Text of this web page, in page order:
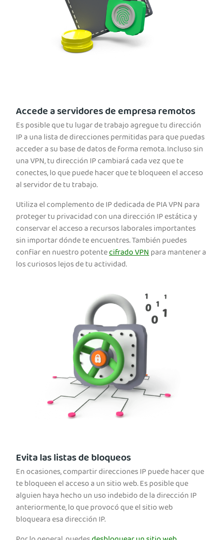
Accede a servidores de empresa remotos
Es posible que tu lugar de trabajo agregue tu dirección
IP a una lista de direcciones permitidas para que puedas
acceder a su base de datos de forma remota. Incluso sin
una VPN, tu dirección IP cambiará cada vez que te
conectes, lo que puede hacer que te bloqueen el acceso
al servidor de tu trabajo.
Utiliza el complemento de IP dedicada de PIA VPN para
proteger tu privacidad con una dirección IP estática y
conservar el acceso a recursos laborales importantes
sin importar dónde te encuentres. También puedes
confiar en nuestro potentecifrado VPNpara mantener a
los curiosos lejos de tu actividad.
Evita las listas de bloqueos
En ocasiones, compartir direcciones IP puede hacer que
te bloqueen el acceso a un sitio web. Es posible que
alguien haya hecho un uso indebido de la dirección IP
anteriormente, lo que provocó que el sitio web
bloqueara esa dirección IP.